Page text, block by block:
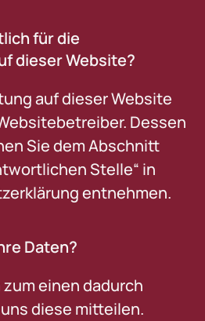
für die
dieser Website?
auf dieser Website
Dessen
Sie dem Abschnitt
Stelle“ in
entnehmen.
Daten?
einen dadurch
diese mitteilen.